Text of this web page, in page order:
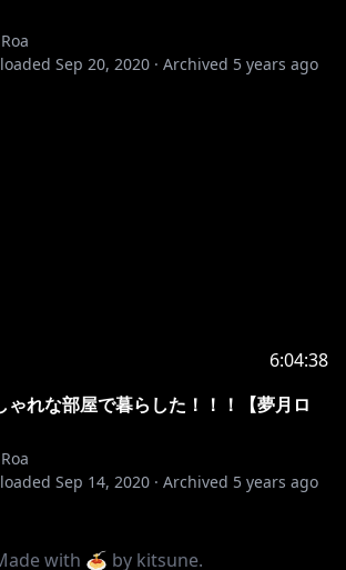
Sep 20, 2020 · Archived 5 years ago
6:04:38
ゃれな部屋で暮らした！！！【夢月ロ
Sep 14, 2020 · Archived 5 years ago
with 🍝 by kitsune.